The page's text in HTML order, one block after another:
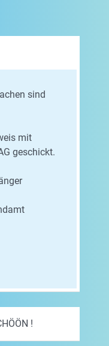
sind
mit
geschickt.
!